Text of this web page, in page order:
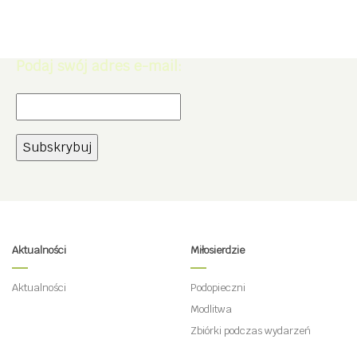
Podaj swój adres e-mail:
Aktualności
Aktualności
Miłosierdzie
Podopieczni
Modlitwa
Zbiórki podczas wydarzeń